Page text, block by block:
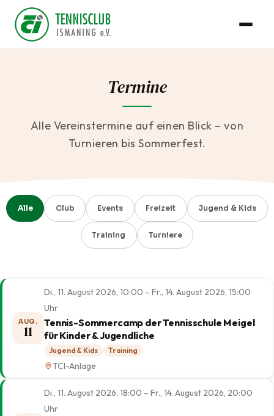
Termine
Alle Vereinstermine auf einen Blick – von
Turnieren bis Sommerfest.
Alle Club Events Freizeit Jugend & Kids
Training Turniere
AUG.
11
Di., 11. August 2026, 10:00 – Fr., 14. August 2026, 15:00
Uhr
Tennis-Sommercamp der Tennisschule Meigel
für Kinder & Jugendliche
Jugend & Kids Training
TCI-Anlage
Di., 11. August 2026, 18:00 – Fr., 14. August 2026, 20:00
Uhr